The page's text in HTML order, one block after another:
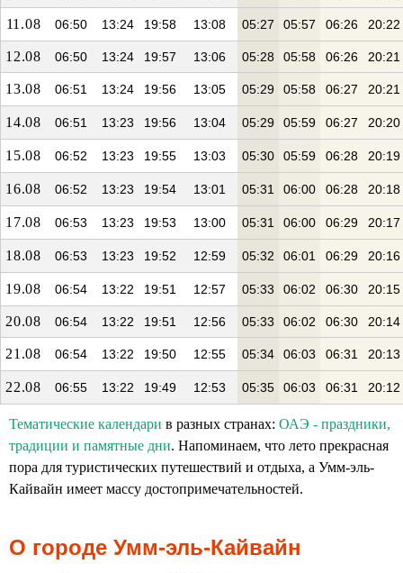
11.08 06:50 13:24 19:58 13:08 05:27 05:57 06:26 20:22
12.08 06:50 13:24 19:57 13:06 05:28 05:58 06:26 20:21
13.08 06:51 13:24 19:56 13:05 05:29 05:58 06:27 20:21
14.08 06:51 13:23 19:56 13:04 05:29 05:59 06:27 20:20
15.08 06:52 13:23 19:55 13:03 05:30 05:59 06:28 20:19
16.08 06:52 13:23 19:54 13:01 05:31 06:00 06:28 20:18
17.08 06:53 13:23 19:53 13:00 05:31 06:00 06:29 20:17
18.08 06:53 13:23 19:52 12:59 05:32 06:01 06:29 20:16
19.08 06:54 13:22 19:51 12:57 05:33 06:02 06:30 20:15
20.08 06:54 13:22 19:51 12:56 05:33 06:02 06:30 20:14
21.08 06:54 13:22 19:50 12:55 05:34 06:03 06:31 20:13
22.08 06:55 13:22 19:49 12:53 05:35 06:03 06:31 20:12
Тематические календари в разных странах: ОАЭ - праздники,
традиции и памятные дни. Напоминаем, что лето прекрасная
пора для туристических путешествий и отдыха, а Умм-эль-
Кайвайн имеет массу достопримечательностей.
О городе Умм-эль-Кайвайн